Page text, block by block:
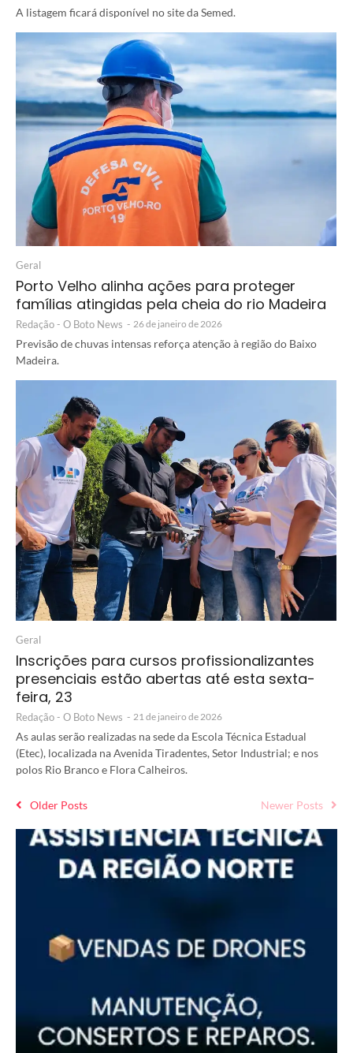
A listagem ficará disponível no site da Semed.
Geral
Porto Velho alinha ações para proteger
famílias atingidas pela cheia do rio Madeira
Redação - O Boto News - 26 de janeiro de 2026
Previsão de chuvas intensas reforça atenção à região do Baixo
Madeira.
Geral
Inscrições para cursos profissionalizantes
presenciais estão abertas até esta sexta-
feira, 23
Redação - O Boto News - 21 de janeiro de 2026
As aulas serão realizadas na sede da Escola Técnica Estadual
(Etec), localizada na Avenida Tiradentes, Setor Industrial; e nos
polos Rio Branco e Flora Calheiros.
Older Posts Newer Posts